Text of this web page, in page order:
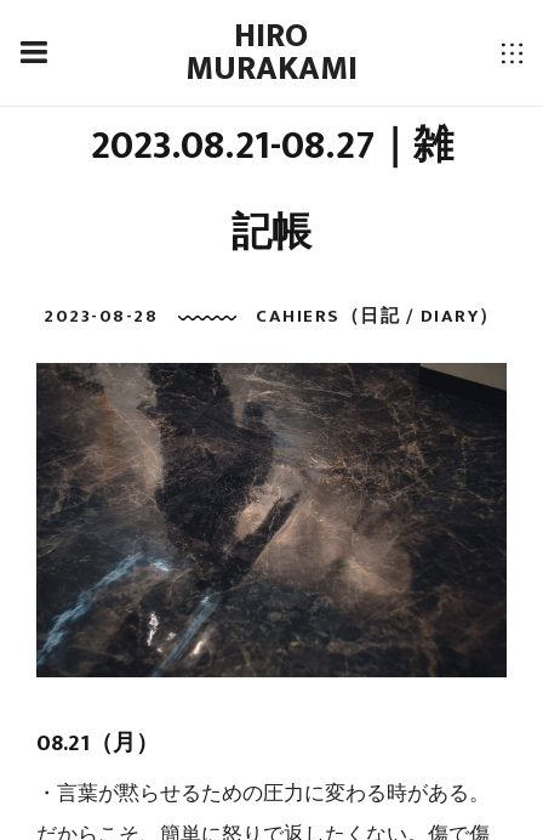
HIRO
MURAKAMI
2023.08.21-08.27｜雑
記帳
2023-08-28 CAHIERS（日記 / DIARY）
08.21（月）
・言葉が黙らせるための圧力に変わる時がある。